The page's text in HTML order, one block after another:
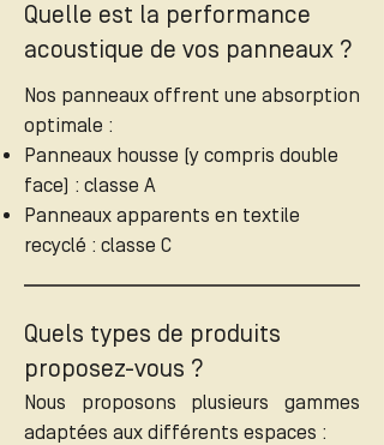
Quelle est la performance
acoustique de vos panneaux ?
Nos panneaux offrent une absorption
optimale :
Panneaux housse (y compris double
face) : classe A
Panneaux apparents en textile
recyclé : classe C
Quels types de produits
proposez-vous ?
Nous proposons plusieurs gammes
adaptées aux différents espaces :